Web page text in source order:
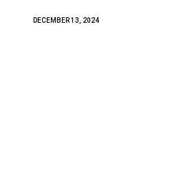
DECEMBER 13, 2024